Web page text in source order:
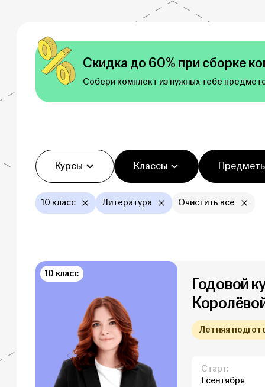
Скидка до 60% при сборке
Собери комплект из нужных тебе
Фильтры
Курсы Классы
10 класс Литература Очистить все
10 класс
Годовой
Летняя
Старт:
1 сентября